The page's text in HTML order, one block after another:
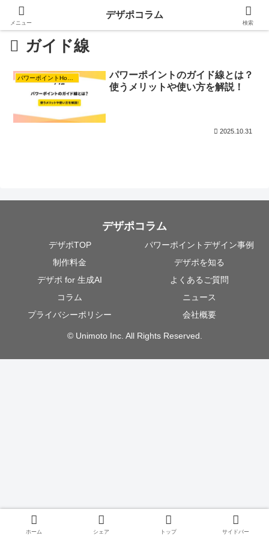
ガイド線
パワーポイントHowTo【基礎編】
パワーポイントのガイド線とは？
使うメリットや使い方を解説！
2025.10.31
デザポコラム
デザポTOP
パワーポイントデザイン事例
制作料金
デザポを知る
デザポ for 生成AI
よくあるご質問
コラム
ニュース
プライバシーポリシー
会社概要
© Unimoto Inc. All Rights Reserved.
メニュー
デザポコラム
検索
ホーム シェア トップ サイドバー